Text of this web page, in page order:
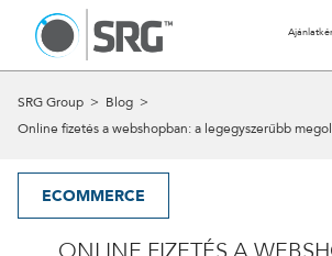
KÉRJ TŐLÜNK
MIRE SZÁMÍTHATSZ A FORM
MEGBESZÉLJÜK AZ AJÁNLATKÉRÉS
SRG Group > Blog >
Online fizetés a webshopban: a legegyszerűbb
ECOMMERCE